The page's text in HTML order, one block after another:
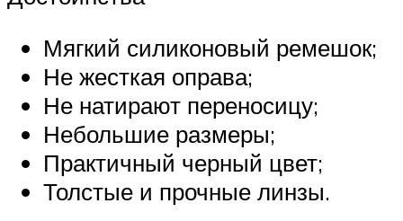
Мягкий силиконовый ремешок;
Не жесткая оправа;
Не натирают переносицу;
Небольшие размеры;
Практичный черный цвет;
Толстые и прочные линзы.